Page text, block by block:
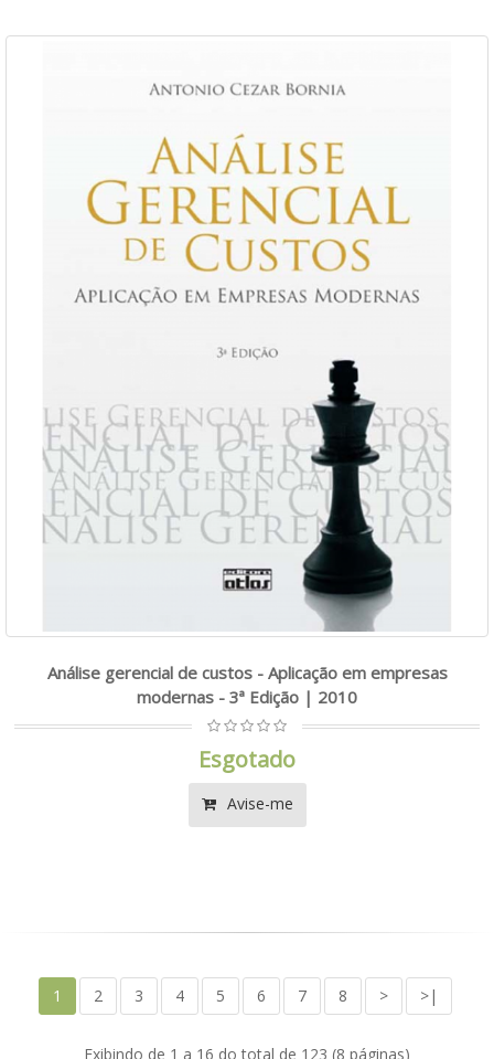
Análise gerencial de custos - Aplicação em empresas
modernas - 3ª Edição | 2010
Esgotado
Avise-me
1 2 3 4 5 6 7 8 > >|
Exibindo de 1 a 16 do total de 123 (8 páginas)